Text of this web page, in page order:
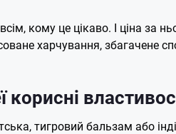
кому це цікаво. І ціна
харчування,
тигровий бальзам або